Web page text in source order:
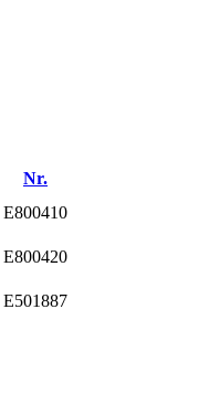
Nr.
E800410
E800420
E501887